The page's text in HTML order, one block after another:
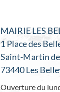
MAIRIE LES
1 Place des
Saint-Martin
73440 Les
Ouverture du